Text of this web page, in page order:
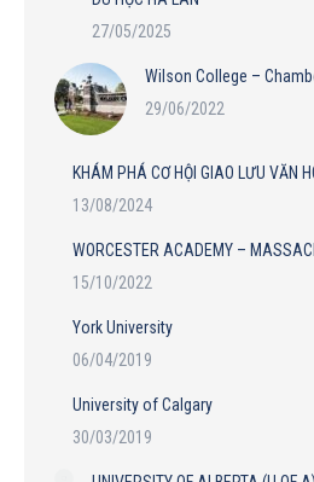
27/05/2025
Wilson College –
29/06/2022
KHÁM PHÁ CƠ HỘI GIAO LƯU VĂN
13/08/2024
WORCESTER ACADEMY –
15/10/2022
York University
06/04/2019
University of Calgary
30/03/2019